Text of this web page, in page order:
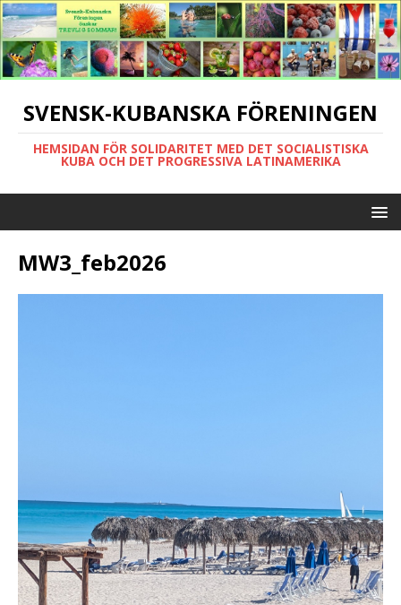
SVENSK-KUBANSKA FÖRENINGEN
HEMSIDAN FÖR SOLIDARITET MED DET SOCIALISTISKA
KUBA OCH DET PROGRESSIVA LATINAMERIKA
MW3_feb2026